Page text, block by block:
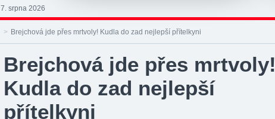
7. srpna 2026
> Brejchová jde přes mrtvoly! Kudla do zad nejlepší přítelkyni
Brejchová jde přes mrtvoly!
Kudla do zad nejlepší
přítelkyni